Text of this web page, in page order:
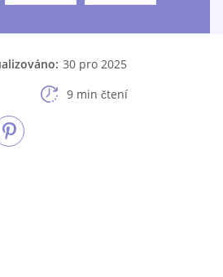
30 pro 2025
9 min čtení